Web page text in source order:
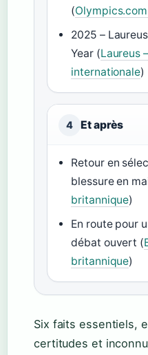
(
2025 –
Year (Laureus
internationale)
4 Et après
Retour en
blessure en
britannique)
En route pour
débat ouvert (
britannique)
Six faits essentiels,
certitudes et